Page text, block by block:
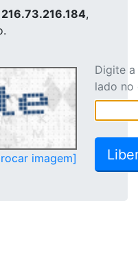
216.73.216.184,
imagem]
Digite
lado no